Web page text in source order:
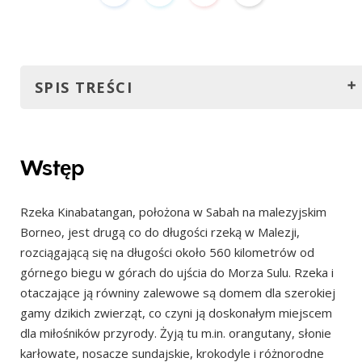
SPIS TREŚCI
Jak dostać się nad rzekę?
Drogą lądową
Kiedy się tu wybrać?
Ile czasu zaplanować?
Wycieczka z Uncle Tan Wildlife Adventures
Ceny
Transport
Wstęp
Rzeka Kinabatangan, położona w Sabah na malezyjskim
Borneo, jest drugą co do długości rzeką w Malezji,
rozciągającą się na długości około 560 kilometrów od
górnego biegu w górach do ujścia do Morza Sulu. Rzeka i
otaczające ją równiny zalewowe są domem dla szerokiej
gamy dzikich zwierząt, co czyni ją doskonałym miejscem
dla miłośników przyrody. Żyją tu m.in. orangutany, słonie
karłowate, nosacze sundajskie, krokodyle i różnorodne